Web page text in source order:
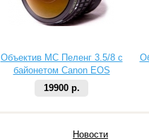
Объектив МС Пеленг 3.5/8 с
байонетом Canon EOS
19900 р.
Новости